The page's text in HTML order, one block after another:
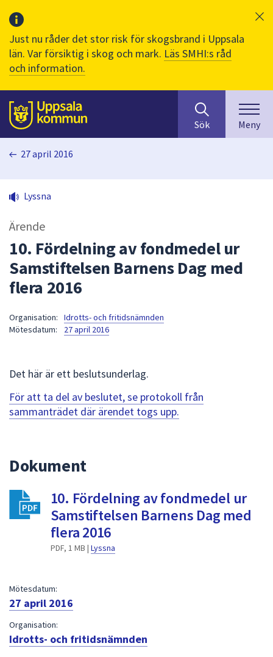
Just nu råder det stor risk för skogsbrand i Uppsala
län. Var försiktig i skog och mark. Läs SMHI:s råd
och information.
Till sidans
huvudinnehåll
efter
innehåll
på
sökfältet
kommer
sökförslag
att
navigera
mellan
att
välja
något
Sök Meny
27 april 2016
Lyssna
Ärende
10. Fördelning av fondmedel ur
Samstiftelsen Barnens Dag med
flera 2016
Organisation:
Idrotts- och fritidsnämnden
Mötesdatum:
27 april 2016
Det här är ett beslutsunderlag.
För att ta del av beslutet, se protokoll från
sammanträdet där ärendet togs upp.
Dokument
10. Fördelning av fondmedel ur
Samstiftelsen Barnens Dag med
flera 2016
PDF, 1 MB | Lyssna
Mötesdatum:
27 april 2016
Organisation:
Idrotts- och fritidsnämnden